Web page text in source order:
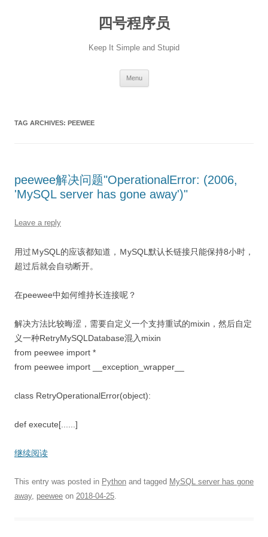
四号程序员
Keep It Simple and Stupid
Menu
TAG ARCHIVES: PEEWEE
peewee解决问题"OperationalError: (2006,
'MySQL server has gone away')"
Leave a reply
用过ＭySQL的应该都知道，ＭySQL默认长链接只能保持8小时，
超过后就会自动断开。
在peewee中如何维持长连接呢？
解决方法比较晦涩，需要自定义一个支持重试的mixin，然后自定
义一种RetryMySQLDatabase混入mixin
from peewee import *
from peewee import __exception_wrapper__
class RetryOperationalError(object):
def execute[......]
继续阅读
This entry was posted in Python and tagged MySQL server has gone
away, peewee on 2018-04-25.